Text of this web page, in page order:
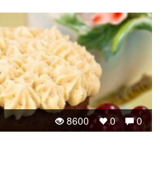
0
0
8600